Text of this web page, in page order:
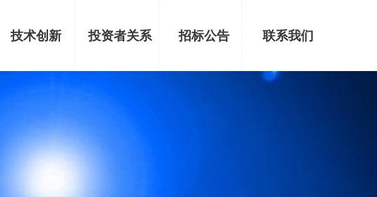
技术创新 投资者关系 招标公告
联系我们